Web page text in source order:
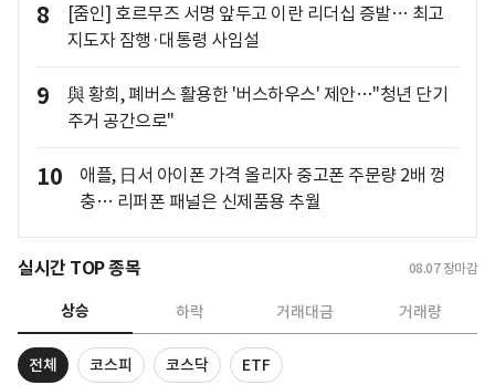
8
[줌인] 호르무즈 서명 앞두고 이란 리더십 증발… 최고
지도자 잠행·대통령 사임설
9
與 황희, 폐버스 활용한 '버스하우스' 제안…"청년 단기
주거 공간으로"
10
애플, 日서 아이폰 가격 올리자 중고폰 주문량 2배 껑
충… 리퍼폰 패널은 신제품용 추월
실시간 TOP 종목 08.07 장마감
상승 하락 거래대금 거래량
전체 코스피 코스닥 ETF